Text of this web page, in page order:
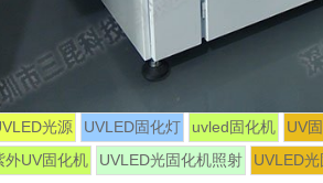
光源 UVLED固化灯 uvled固化机 UV
外UV固化机 UVLED光固化机照射 UVLED